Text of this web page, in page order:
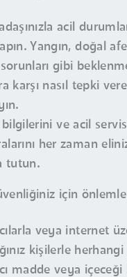
acil
Yangın, doğal
sorunları gibi
karşı nasıl tepki
bilgilerini ve acil
her zaman
tutun.
için
veya internet
kişilerle
madde veya içeceği